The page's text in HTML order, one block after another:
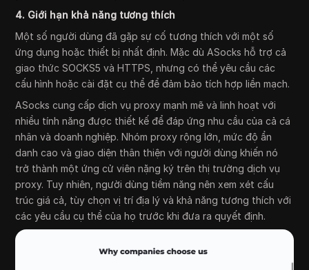
4. Giới hạn khả năng tương thích
Một số người dùng đã gặp sự cố tương thích với một số
ứng dụng hoặc thiết bị nhất định. Mặc dù ASocks hỗ trợ cả
giao thức SOCKS5 và HTTPS, nhưng có thể yêu cầu các
cấu hình hoặc cài đặt cụ thể để đảm bảo tích hợp liền mạch.
ASocks cung cấp dịch vụ proxy mạnh mẽ và linh hoạt với
nhiều tính năng được thiết kế để đáp ứng nhu cầu của cả cá
nhân và doanh nghiệp. Nhóm proxy rộng lớn, mức độ ẩn
danh cao và giao diện thân thiện với người dùng khiến nó
trở thành một ứng cử viên nặng ký trên thị trường dịch vụ
proxy. Tuy nhiên, người dùng tiềm năng nên xem xét cấu
trúc giá cả, tùy chọn vị trí địa lý và khả năng tương thích với
các yêu cầu cụ thể của họ trước khi đưa ra quyết định.